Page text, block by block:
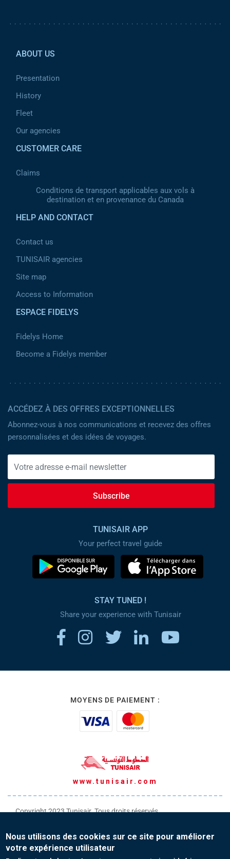
ABOUT US
Presentation
History
Fleet
Our agencies
CUSTOMER CARE
Claims
Conditions de transport applicables aux vols à
destination et en provenance du Canada
HELP AND CONTACT
Contact us
TUNISAIR agencies
Site map
Access to Information
ESPACE FIDELYS
Fidelys Home
Become a Fidelys member
ACCÉDEZ À DES OFFRES EXCEPTIONNELLES
Abonnez-vous à nos communications et recevez des offres
personnalisées et des idées de voyages.
Subscribe
TUNISAIR APP
Your perfect travel guide
STAY TUNED !
Share your experience with Tunisair
MOYENS DE PAIEMENT :
www.tunisair.com
Copyright 2023 Tunisair. Tous droits réservés
Conditions générales de Vente
Protection de vos données personnelles
Nous utilisons des cookies sur ce site pour améliorer
votre expérience utilisateur